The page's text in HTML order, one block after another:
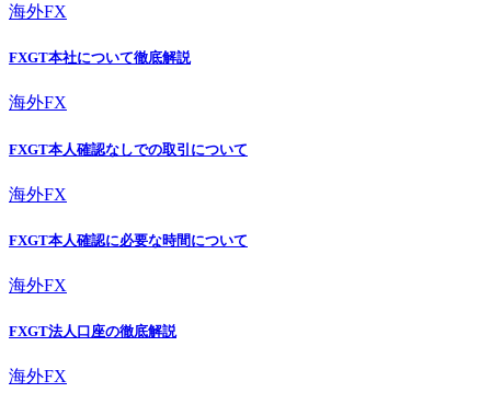
海外FX
FXGT本社について徹底解説
海外FX
FXGT本人確認なしでの取引について
海外FX
FXGT本人確認に必要な時間について
海外FX
FXGT法人口座の徹底解説
海外FX